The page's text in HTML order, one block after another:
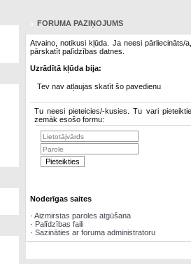
FORUMA PAZIŅOJUMS
Atvaino, notikusi kļūda. Ja neesi pārliecināts/
pārskatīt palīdzības datnes.
Uzrādītā kļūda bija:
Tev nav atļaujas skatīt šo pavedienu
Tu neesi pieteicies/-kusies. Tu vari
zemāk esošo formu:
Noderīgas saites
· Aizmirstas paroles atgūšana
· Palīdzības faili
· Sazināties ar foruma administratoru